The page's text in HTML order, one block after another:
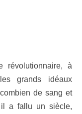
révolutionnaire, à
grands idéaux
de sang et
a fallu un siècle,